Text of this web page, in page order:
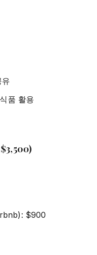
품 활용
$900